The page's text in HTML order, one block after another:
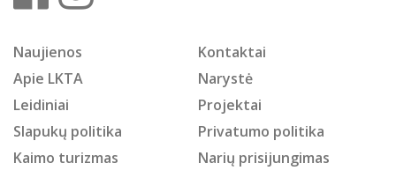
Naujienos
Kontaktai
Apie LKTA
Narystė
Leidiniai
Projektai
Slapukų politika
Privatumo politika
Kaimo turizmas
Narių prisijungimas